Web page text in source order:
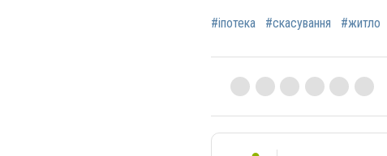
#іпотека #скасування #житло